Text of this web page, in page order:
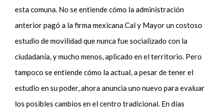
esta comuna. No se entiende cómo la administración
anterior pagó a la firma mexicana Cal y Mayor un costoso
estudio de movilidad que nunca fue socializado con la
ciudadanía, y mucho menos, aplicado en el territorio. Pero
tampoco se entiende cómo la actual, a pesar de tener el
estudio en su poder, ahora anuncia uno nuevo para evaluar
los posibles cambios en el centro tradicional. En días